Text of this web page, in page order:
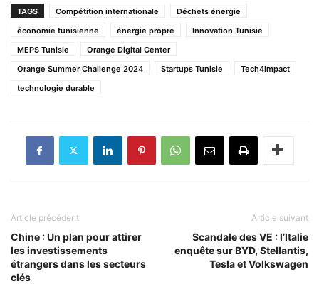
TAGS Compétition internationale
Déchets énergie
économie tunisienne
énergie propre
Innovation Tunisie
MEPS Tunisie
Orange Digital Center
Orange Summer Challenge 2024
Startups Tunisie
Tech4Impact
technologie durable
Article précédent
Chine : Un plan pour attirer
les investissements
étrangers dans les secteurs
clés
Article suivant
Scandale des VE : l’Italie
enquête sur BYD, Stellantis,
Tesla et Volkswagen